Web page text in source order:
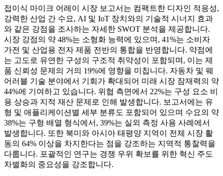
접이식 마이크 어레이 시장 보고서는 컴팩트한 디자인 적응성,
강력한 산업 간 수요, AI 및 IoT 장치와의 기술적 시너지 효과
와 같은 강점을 조사하는 자세한 SWOT 분석을 제공합니다.
시장 강점의 약 48%는 소형화 능력에 있으며, 41%는 소비자
가전 및 산업용 전자 제품 전반의 통합을 반영합니다. 약점에
는 고도로 유연한 구성의 구조적 취약성이 포함되며, 이는 제
품 신뢰성 문제의 거의 19%에 영향을 미칩니다. 자동차 및 웨
어러블 기술 분야에서 기회가 확대되어 미래 시장 잠재력의 약
44%에 기여하고 있습니다. 위협 측면에서 22%는 구성 요소 비
용 상승과 지적 재산 문제로 인해 발생합니다. 보고서에는 유
형 및 애플리케이션별 세부 분류도 포함되어 있으며 수요의 약
38%는 구형 배열 형식에서, 39%는 실외 측정 사용 사례에서
발생합니다. 또한 북미와 아시아 태평양 지역이 전체 시장 활
동의 64% 이상을 차지한다는 점을 강조하는 지역적 통찰력을
다룹니다. 포괄적인 연구는 경쟁 우위 확보를 위한 혁신 주도
차별화의 중요성을 강조합니다.